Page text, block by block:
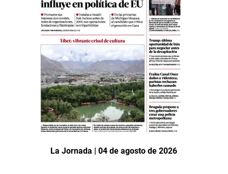
La Jornada | 04 de agosto de 2026